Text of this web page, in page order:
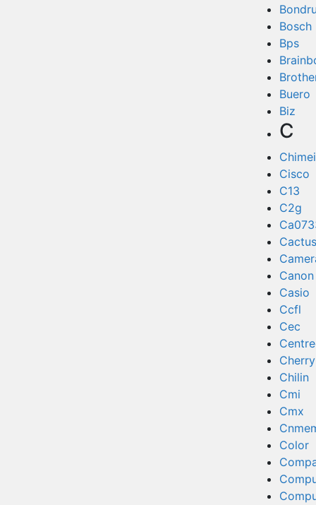
Bosch
Bps
Buero
Biz
C
Chimei
Cisco
C13
C2g
Cactus
Canon
Casio
Ccfl
Cec
Cherry
Chilin
Cmi
Cmx
Color